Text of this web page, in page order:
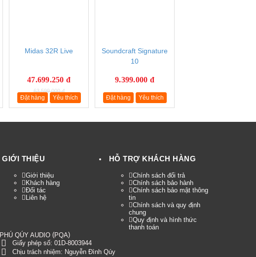
Midas 32R Live
47.699.250 đ
63.599.000 đ
Đặt hàng Yêu thích
Soundcraft Signature
10
9.399.000 đ
Đặt hàng Yêu thích
GIỚI THIỆU
Giới thiệu
Khách hàng
Đối tác
Liên hệ
HỖ TRỢ KHÁCH HÀNG
Chính sách đổi trả
Chính sách bảo hành
Chính sách bảo mật thông
tin
Chính sách và quy định
chung
Quy định và hình thức
thanh toán
PHÚ QÚY AUDIO (PQA)
Giấy phép số: 01D-8003944
Chịu trách nhiệm: Nguyễn Đình Qúy